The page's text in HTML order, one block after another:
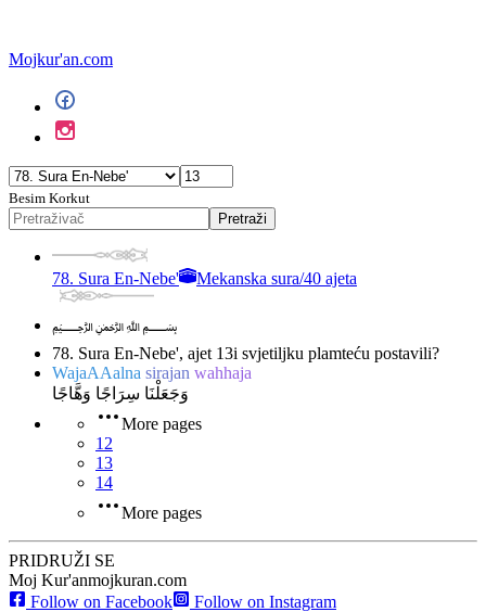
Mojkur'an.com
Besim Korkut
Pretraži
78. Sura En-Nebe' Mekanska sura/40 ajeta
﷽
78. Sura En-Nebe', ajet 13i svjetiljku plamteću postavili?
WajaAAalna sirajan wahhaja
وَجَعَلْنَا سِرَاجًا وَهَّاجًا
More pages
12
13
14
More pages
PRIDRUŽI SE
Moj Kur'anmojkuran.com
Follow on Facebook
Follow on Instagram